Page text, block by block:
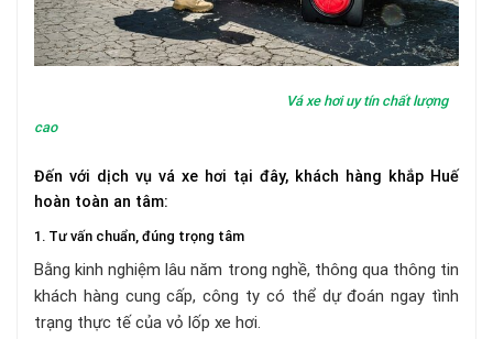
Vá xe hơi uy tín chất lượng
cao
Đến với dịch vụ vá xe hơi tại đây, khách hàng khắp Huế
hoàn toàn an tâm:
1. Tư vấn chuẩn, đúng trọng tâm
Bằng kinh nghiệm lâu năm trong nghề, thông qua thông tin
khách hàng cung cấp, công ty có thể dự đoán ngay tình
trạng thực tế của vỏ lốp xe hơi.